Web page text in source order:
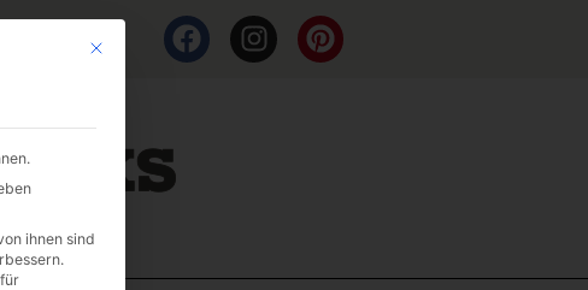
Mit diesem Button wird der Dialog geschlossen. Seine Funktionalität ist
ihnen sind